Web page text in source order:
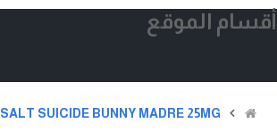
أقسام الموقع
SALT SUICIDE BUNNY MADRE 25MG